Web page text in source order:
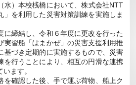
）本校桟橋において、株式会社NTT
」を利用した災害対策訓練を実施しま
締結し、令和６年度に更改を行った
実習船「はまかぜ」の災害支援利用推
基づき定期的に実施するもので、災害
を行うことにより、相互の円滑な連携
ます。
確認した後、手で運ぶ荷物、船上ク